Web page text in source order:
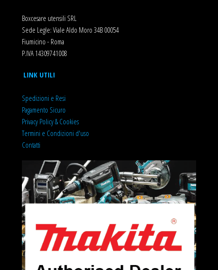
Boxcesare utensili SRL
Sede Legle: Viale Aldo Moro 34B 00054
Fiumicino - Roma
P.IVA 14309741008
LINK UTILI
Spedizioni e Resi
Pagamento Sicuro
Privacy Policy & Cookies
Termini e Condizioni d'uso
Contatti